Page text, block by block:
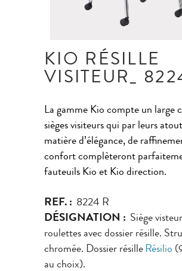
KIO RÉSILLE
VISITEUR_
La gamme Kio compte un large
sièges visiteurs qui par leurs
matière d’élégance, de
confort complèteront
fauteuils Kio et Kio direction.
REF. : 8224 R
DÉSIGNATION : Siège
roulettes avec dossier résille.
chromée. Dossier résille Résilio
au choix).